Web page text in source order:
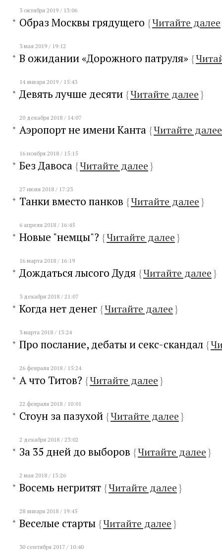
3 октября 2019 / 13:06
Образ Москвы грядущего {Читайте далее
3 мая 2019 / 19:12
В ожидании «Дорожного патруля» {
14 января 2019 / 15:43
Девять лучше десяти {Читайте далее}
20 декабря 2018 / 14:07
Аэропорт не имени Канта {Читайте далее
16 ноября 2018 / 15:15
Без Давоса {Читайте далее}
27 июля 2018 / 17:23
Танки вместо панков {Читайте далее}
6 апреля 2018 / 16:45
Новые "немцы"? {Читайте далее}
16 марта 2018 / 16:19
Дождаться лысого Дудя {Читайте далее}
3 декабря 2018 / 21:07
Когда нет денег {Читайте далее}
3 марта 2018 / 13:24
Про послание, дебаты и секс-скандал {
26 февраля 2018 / 15:24
А что Титов? {Читайте далее}
22 февраля 2018 / 10:01
Стоун за пазухой {Читайте далее}
2 декабря 2018 / 23:02
За 35 дней до выборов {Читайте далее}
2 мая 2018 / 13:26
Восемь негритят {Читайте далее}
28 января 2018 / 19:45
Веселые старты {Читайте далее}
30 сентября 2017 / 10:40